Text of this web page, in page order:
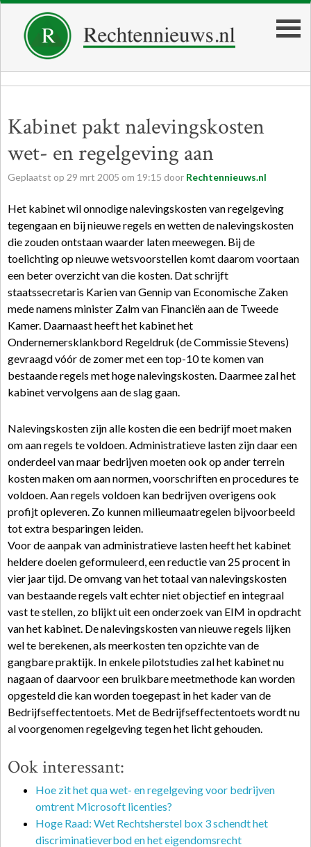
Kabinet pakt nalevingskosten
wet- en regelgeving aan
Geplaatst op 29 mrt 2005 om 19:15 door Rechtennieuws.nl
Het kabinet wil onnodige nalevingskosten van regelgeving
tegengaan en bij nieuwe regels en wetten de nalevingskosten
die zouden ontstaan waarder laten meewegen. Bij de
toelichting op nieuwe wetsvoorstellen komt daarom voortaan
een beter overzicht van die kosten. Dat schrijft
staatssecretaris Karien van Gennip van Economische Zaken
mede namens minister Zalm van Financiën aan de Tweede
Kamer. Daarnaast heeft het kabinet het
Ondernemersklankbord Regeldruk (de Commissie Stevens)
gevraagd vóór de zomer met een top-10 te komen van
bestaande regels met hoge nalevingskosten. Daarmee zal het
kabinet vervolgens aan de slag gaan.
Nalevingskosten zijn alle kosten die een bedrijf moet maken
om aan regels te voldoen. Administratieve lasten zijn daar een
onderdeel van maar bedrijven moeten ook op ander terrein
kosten maken om aan normen, voorschriften en procedures te
voldoen. Aan regels voldoen kan bedrijven overigens ook
profijt opleveren. Zo kunnen milieumaatregelen bijvoorbeeld
tot extra besparingen leiden.
Voor de aanpak van administratieve lasten heeft het kabinet
heldere doelen geformuleerd, een reductie van 25 procent in
vier jaar tijd. De omvang van het totaal van nalevingskosten
van bestaande regels valt echter niet objectief en integraal
vast te stellen, zo blijkt uit een onderzoek van EIM in opdracht
van het kabinet. De nalevingskosten van nieuwe regels lijken
wel te berekenen, als meerkosten ten opzichte van de
gangbare praktijk. In enkele pilotstudies zal het kabinet nu
nagaan of daarvoor een bruikbare meetmethode kan worden
opgesteld die kan worden toegepast in het kader van de
Bedrijfseffectentoets. Met de Bedrijfseffectentoets wordt nu
al voorgenomen regelgeving tegen het licht gehouden.
Ook interessant:
Hoe zit het qua wet- en regelgeving voor bedrijven
omtrent Microsoft licenties?
Hoge Raad: Wet Rechtsherstel box 3 schendt het
discriminatieverbod en het eigendomsrecht